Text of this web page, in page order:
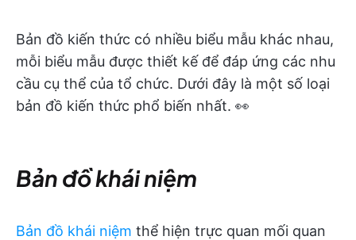
Bản đồ kiến thức có nhiều biểu mẫu khác nhau,
mỗi biểu mẫu được thiết kế để đáp ứng các nhu
cầu cụ thể của tổ chức. Dưới đây là một số loại
bản đồ kiến thức phổ biến nhất. 👀
Bản đồ khái niệm
Bản đồ khái niệm thể hiện trực quan mối quan